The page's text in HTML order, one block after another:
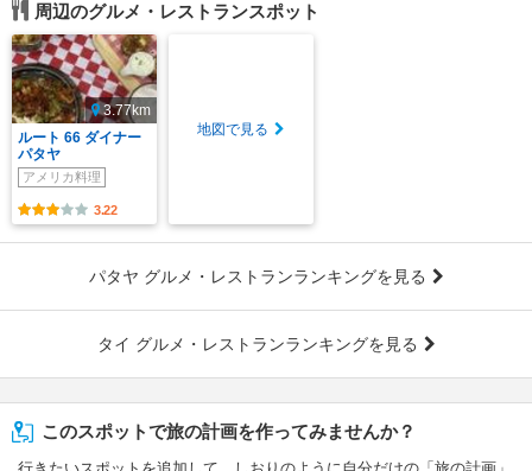
周辺のグルメ・レストランスポット
3.77km
ルート 66 ダイナー
パタヤ
アメリカ料理
3.22
地図で見る
パタヤ グルメ・レストランランキングを見る
タイ グルメ・レストランランキングを見る
このスポットで旅の計画を作ってみませんか？